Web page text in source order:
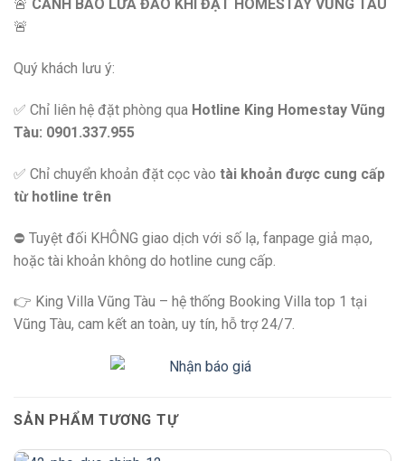
🚨 CẢNH BÁO LỪA ĐẢO KHI ĐẶT HOMESTAY VŨNG TÀU
🚨
Quý khách lưu ý:
✅ Chỉ liên hệ đặt phòng qua Hotline King Homestay Vũng
Tàu: 0901.337.955
✅ Chỉ chuyển khoản đặt cọc vào tài khoản được cung cấp
từ hotline trên
⛔️ Tuyệt đối KHÔNG giao dịch với số lạ, fanpage giả mạo,
hoặc tài khoản không do hotline cung cấp.
👉 King Villa Vũng Tàu – hệ thống Booking Villa top 1 tại
Vũng Tàu, cam kết an toàn, uy tín, hỗ trợ 24/7.
SẢN PHẨM TƯƠNG TỰ